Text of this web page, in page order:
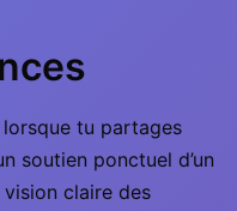
tu partages
soutien ponctuel d’un
claire des